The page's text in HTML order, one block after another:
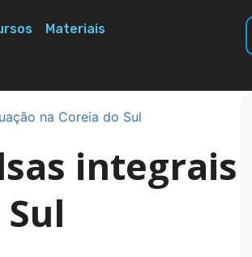
Materiais
na Coreia do Sul
integrais